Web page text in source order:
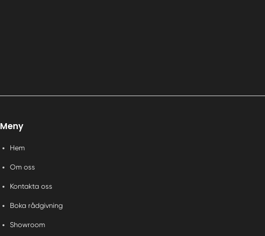
Meny
Hem
Om oss
Kontakta oss
Boka rådgivning
Showroom